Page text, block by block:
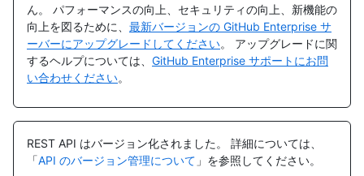
ん。 パフォーマンスの向上、セキュリティの向上、新機能の
向上を図るために、 最新バージョンの GitHub Enterprise サ
ーバーにアップグレードしてください。 アップグレードに関
するヘルプについては、 GitHub Enterprise サポートにお問
い合わせください。
REST API はバージョン化されました。
詳細については、
「API のバージョン管理について 」を参照してください。